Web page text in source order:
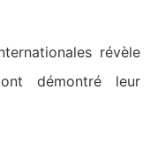
révèle
démontré leur